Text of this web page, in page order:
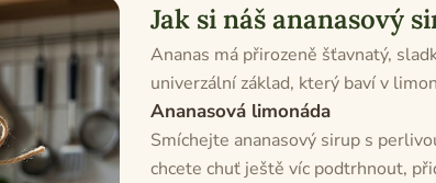
Jak si náš ananasový
Ananas má přirozeně šťavnatý,
univerzální základ, který baví v
Ananasová limonáda
Smíchejte ananasový sirup s
chcete chuť ještě víc podtrhnout,